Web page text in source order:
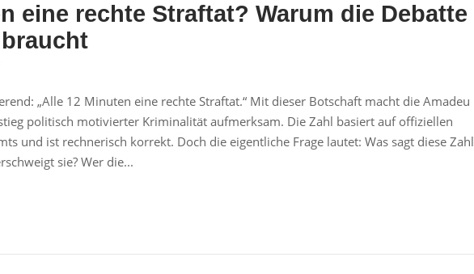
eine rechte Straftat? Warum die Debatte
„Alle 12 Minuten eine rechte Straftat.“ Mit dieser Botschaft macht die Amadeu
politisch motivierter Kriminalität aufmerksam. Die Zahl basiert auf offiziellen
und ist rechnerisch korrekt. Doch die eigentliche Frage lautet: Was sagt diese Zahl
sie? Wer die...